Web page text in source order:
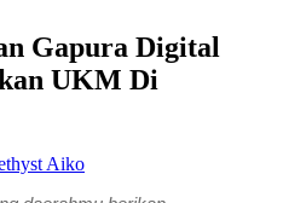
Gapura Digital
UKM Di
Aiko